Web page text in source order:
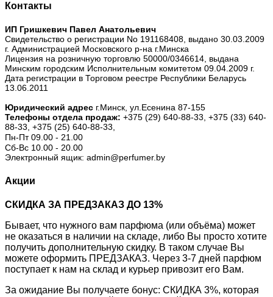
Контакты
ИП Гришкевич Павел Анатольевич
Свидетельство о регистрации No 191168408, выдано 30.03.2009
г. Администрацией Московского р-на г.Минска
Лицензия на розничную торговлю 50000/0346614, выдана
Минским городским Исполнительным комитетом 09.04.2009 г.
Дата регистрации в Торговом реестре Республики Беларусь
13.06.2011
Юридический адрес г.Минск, ул.Есенина 87-155
Телефоны отдела продаж: +375 (29) 640-88-33, +375 (33) 640-
88-33, +375 (25) 640-88-33,
Пн-Пт 09.00 - 21.00
Сб-Вс 10.00 - 20.00
Электронный ящик: admin@perfumer.by
Акции
СКИДКА ЗА ПРЕДЗАКАЗ ДО 13%
Бывает, что нужного вам парфюма (или объёма) может
не оказаться в наличии на складе, либо Вы просто хотите
получить дополнительную скидку. В таком случае Вы
можете оформить ПРЕДЗАКАЗ. Через 3-7 дней парфюм
поступает к нам на склад и курьер привозит его Вам.
За ожидание Вы получаете бонус: СКИДКА 3%, которая